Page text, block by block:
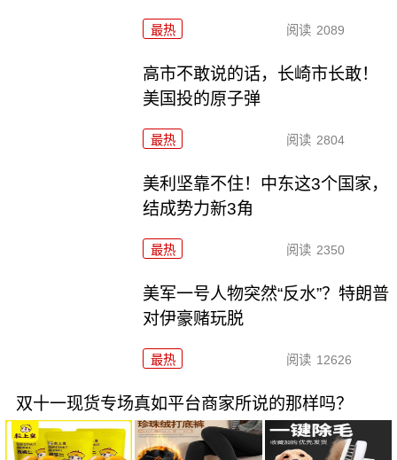
最热 阅读 2089
高市不敢说的话，长崎市长敢！
美国投的原子弹
最热 阅读 2804
美利坚靠不住！中东这3个国家，
结成势力新3角
最热 阅读 2350
美军一号人物突然“反水”？特朗普
对伊豪赌玩脱
最热 阅读 12626
双十一现货专场真如平台商家所说的那样吗？